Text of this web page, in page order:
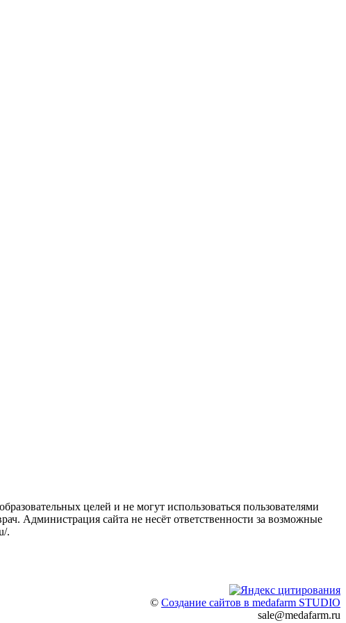
целей и не могут использоваться пользователями
Администрация сайта не несёт ответственности за возможные
.
© Создание сайтов в medafarm STUDIO
sale@medafarm.ru